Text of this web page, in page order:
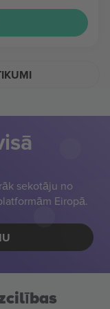
sekotāju no
Eiropā.